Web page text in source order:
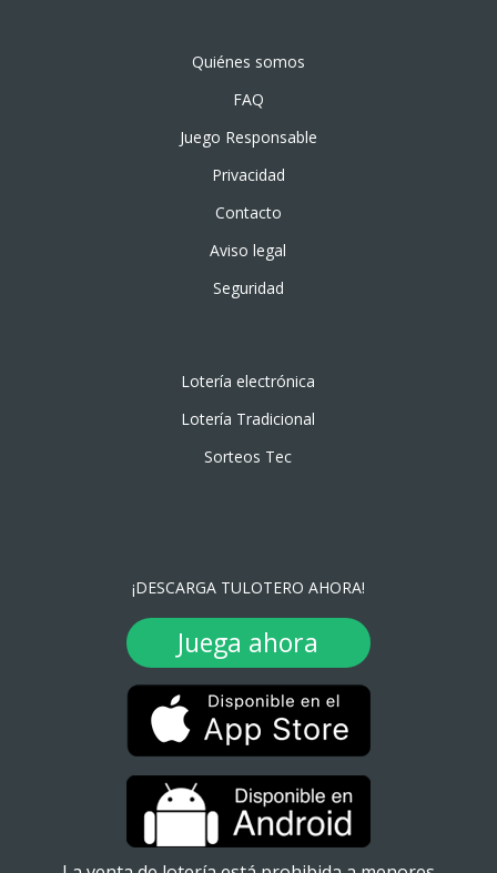
Quiénes somos
FAQ
Juego Responsable
Privacidad
Contacto
Aviso legal
Seguridad
Lotería electrónica
Lotería Tradicional
Sorteos Tec
¡DESCARGA TULOTERO AHORA!
Juega ahora